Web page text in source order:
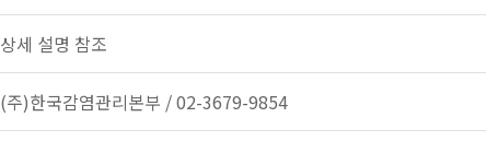
상세 설명 참조
(주)한국감염관리본부 / 02-3679-9854